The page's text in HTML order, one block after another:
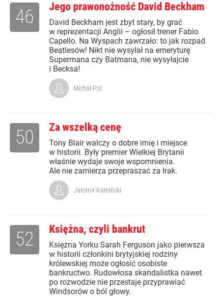
Jego prawonożność David Beckham
David Beckham jest zbyt stary, by grać
w reprezentacji Anglii – ogłosił trener Fabio
Capello. Na Wyspach zawrzało: to jak rozpad
Beatlesów! Nikt nie wysyłał na emeryturę
Supermana czy Batmana, nie wysyłajcie
i Becksa!
46
Michał Pol
Za wszelką cenę
Tony Blair walczy o dobre imię i miejsce
w historii. Były premier Wielkiej Brytanii
właśnie wydaje swoje wspomnienia.
Ale nie zamierza przepraszać za Irak.
50
Jaromir Kamiński
Księżna, czyli bankrut
Księżna Yorku Sarah Ferguson jako pierwsza
w historii członkini brytyjskiej rodziny
królewskiej może ogłosić osobiste
bankructwo. Rudowłosa skandalistka nawet
po rozwodzie nie przestaje przyprawiać
Windsorów o ból głowy.
52